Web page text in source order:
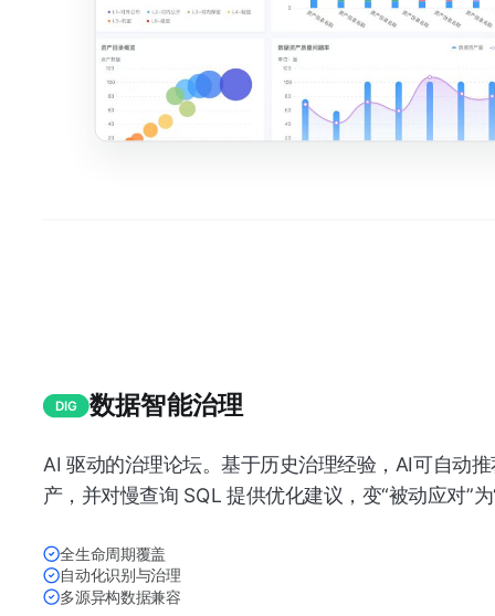
DIG 数据智能治理
AI 驱动的治理论坛。基于历史治理经验，AI可自动
产，并对慢查询 SQL 提供优化建议，变“被动应对”
全生命周期覆盖
自动化识别与治理
多源异构数据兼容